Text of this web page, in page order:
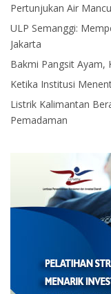
Pertunjukan Air
ULP Semanggi:
Jakarta
Bakmi Pangsit Ayam,
Ketika Institusi
Listrik Kalimantan
Pemadaman